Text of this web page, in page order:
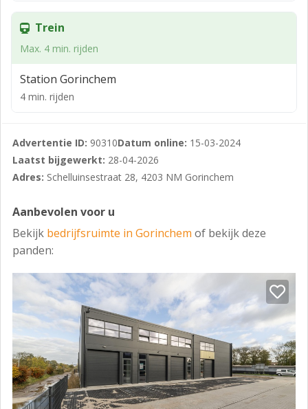
Trein
Max. 4 min. rijden
Station Gorinchem
4 min. rijden
Advertentie ID: 90310Datum online: 15-03-2024
Laatst bijgewerkt: 28-04-2026
Adres: Schelluinsestraat 28, 4203 NM Gorinchem
Aanbevolen voor u
Bekijk bedrijfsruimte in Gorinchem of bekijk deze
panden: